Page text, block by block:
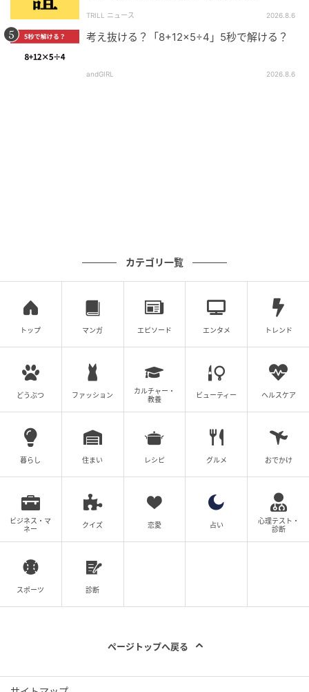
TRILL ニュース 2026.8.6
考え抜ける？「8+12×5÷4」5秒で解ける？
andGIRL 2026.8.6
カテゴリ一覧
トップ マンガ エピソード エンタメ トレンド
どうぶつ ファッション
カルチャー・
教養
ビューティー ヘルスケア
暮らし 住まい レシピ グルメ おでかけ
ビジネス・マ
ネー
クイズ 恋愛 占い
心理テスト・
診断
スポーツ 診断
ページトップへ戻る